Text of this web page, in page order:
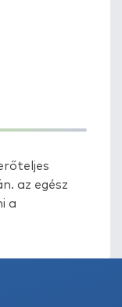
az egész
a